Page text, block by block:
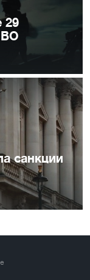
29
санкции